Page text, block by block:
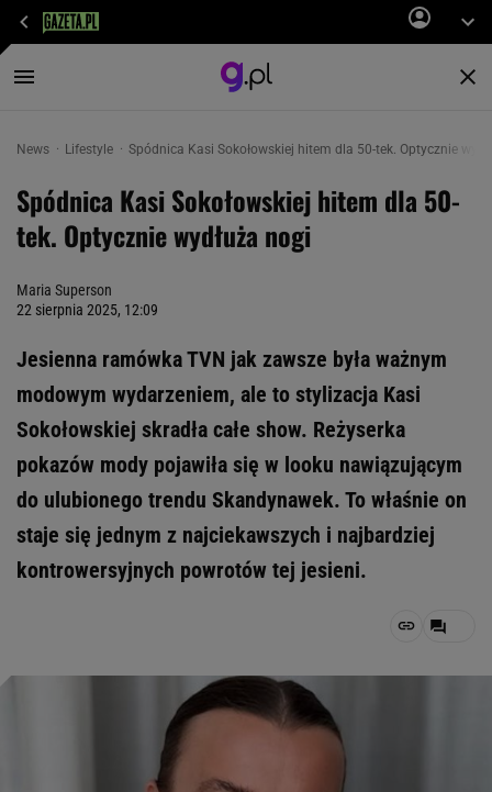
News Lifestyle Spódnica Kasi Sokołowskiej hitem dla 50-tek. Optycznie
Spódnica Kasi Sokołowskiej hitem dla 50-
tek. Optycznie wydłuża nogi
Maria Superson
22 sierpnia 2025, 12:09
Jesienna ramówka TVN jak zawsze była ważnym
modowym wydarzeniem, ale to stylizacja Kasi
Sokołowskiej skradła całe show. Reżyserka
pokazów mody pojawiła się w looku nawiązującym
do ulubionego trendu Skandynawek. To właśnie on
staje się jednym z najciekawszych i najbardziej
kontrowersyjnych powrotów tej jesieni.